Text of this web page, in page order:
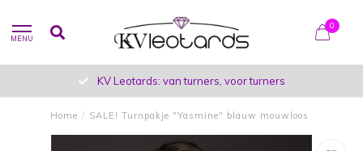
MENU
0
KV Leotards: van turners, voor turners
Home / SALE! Turnpakje "Yasmine" blauw mouwloos